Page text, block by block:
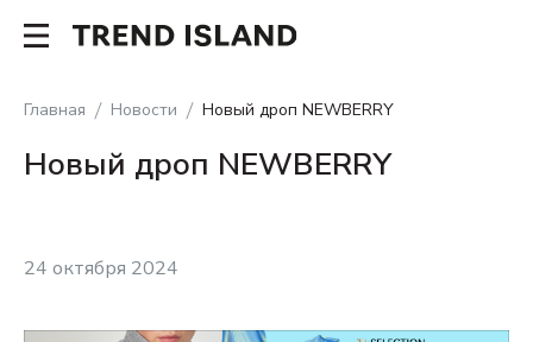
Главная Новости Новый дроп NEWBERRY
Новый дроп NEWBERRY
24 октября 2024